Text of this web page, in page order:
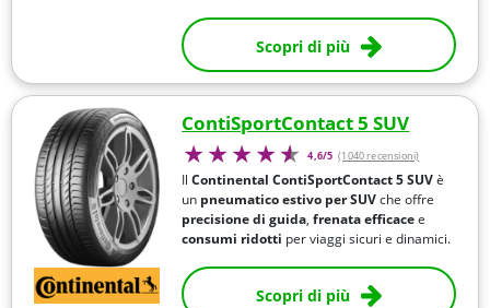
Scopri di più
ContiSportContact 5 SUV
4,6/5 (1040 recensioni)
IlContinentalContiSportContact 5 SUVè
un pneumatico estivo per SUVche offre
precisione di guida,frenata efficacee
consumi ridotti per viaggi sicuri e dinamici.
Scopri di più